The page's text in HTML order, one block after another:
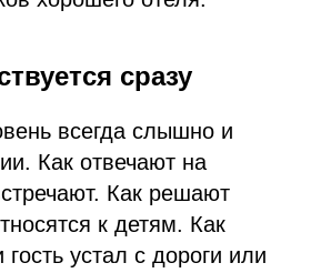
сразу
всегда слышно и
Как отвечают на
Как решают
к детям. Как
устал с дороги или